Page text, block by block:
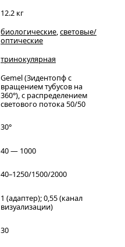
12.2 кг
биологические,световые/
оптические
тринокулярная
Gemel (Зидентопф с
вращением тубусов на
360°), с распределением
светового потока 50/50
30°
40 — 1000
40–1250/1500/2000
1 (адаптер); 0,55 (канал
визуализации)
30